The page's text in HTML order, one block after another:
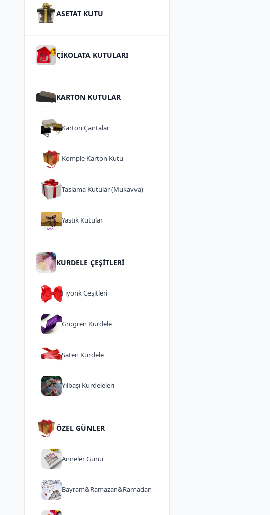
ASETAT KUTU
ÇİKOLATA KUTULARI
KARTON KUTULAR
Karton Çantalar
Komple Karton Kutu
Taslama Kutular (Mukavva)
Yastık Kutular
KURDELE ÇEŞİTLERİ
Fiyonk Çeşitleri
Grogren Kurdele
Saten Kurdele
Yılbaşı Kurdeleleri
ÖZEL GÜNLER
Anneler Günü
Bayram&Ramazan&Ramadan